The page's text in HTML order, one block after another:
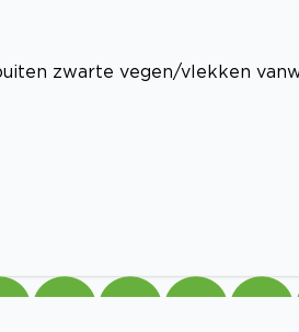
zwarte vegen/vlekken